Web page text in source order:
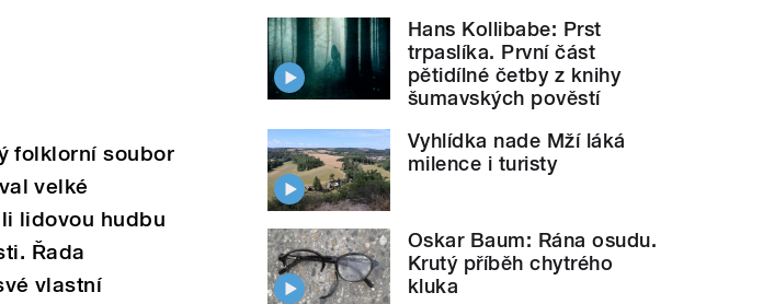
folklorní soubor
velké
lidovou hudbu
Řada
vlastní
Hans Kollibabe: Prst
trpaslíka. První část
pětidílné četby z knihy
šumavských pověstí
Vyhlídka nade Mží láká
milence i turisty
Oskar Baum: Rána osudu.
Krutý příběh chytrého
kluka